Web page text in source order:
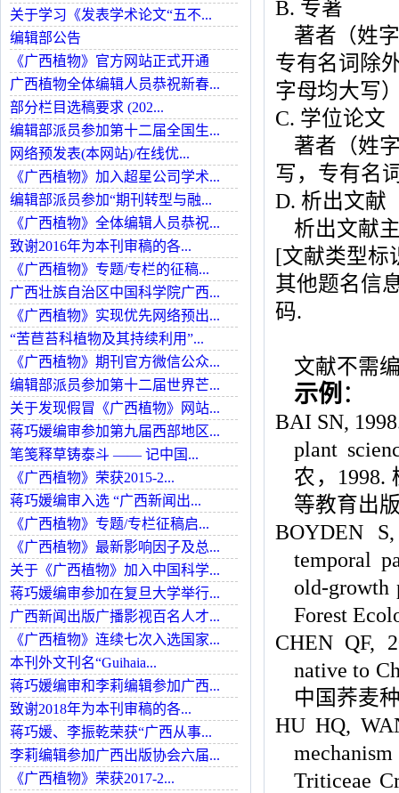
关于学习《发表学术论文“五不...
编辑部公告
《广西植物》官方网站正式开通
广西植物全体编辑人员恭祝新春...
部分栏目选稿要求 (202...
编辑部派员参加第十二届全国生...
网络预发表(本网站)/在线优...
《广西植物》加入超星公司学术...
编辑部派员参加“期刊转型与融...
《广西植物》全体编辑人员恭祝...
致谢2016年为本刊审稿的各...
《广西植物》专题/专栏的征稿...
广西壮族自治区中国科学院广西...
《广西植物》实现优先网络预出...
“苦苣苔科植物及其持续利用”...
《广西植物》期刊官方微信公众...
编辑部派员参加第十二届世界芒...
关于发现假冒《广西植物》网站...
蒋巧媛编审参加第九届西部地区...
笔笺释草铸泰斗 —— 记中国...
《广西植物》荣获2015-2...
蒋巧媛编审入选 “广西新闻出...
《广西植物》专题/专栏征稿启...
《广西植物》最新影响因子及总...
关于《广西植物》加入中国科学...
蒋巧媛编审参加在复旦大学举行...
广西新闻出版广播影视百名人才...
《广西植物》连续七次入选国家...
本刊外文刊名“Guihaia...
蒋巧媛编审和李莉编辑参加广西...
致谢2018年为本刊审稿的各...
蒋巧媛、李振乾荣获“广西从事...
李莉编辑参加广西出版协会六届...
《广西植物》荣获2017-2...
B. 专著
著者（姓
专有名词除
字母均大写
C. 学位论文
著者（姓
写，专有名
D. 析出文献
析出文献
[文献类型标
其他题名信
码.
文献不需
示例：
BAI SN,
plant
农，1998.
等教育出
BOYDEN
temporal
old-growth
Forest
CHEN QF,
native to
中国荞麦
HU HQ,
Triticeae